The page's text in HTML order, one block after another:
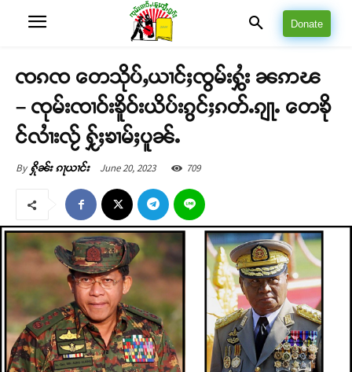
Donate
ၸၵၸ တေသိုပ်ႇယၢင်ႈၸွမ်းႁွႆး ၼဢၽ
– ၸုမ်းၸၢဝ်းၶိူဝ်းယိပ်းၵွင်ႈၵတ်ႉၵျႃႉ တေၶို
င်လၢႆးလႂ် ႁႂ်ႈၶၢမ်ႈပူၼ်ႉ
By ႁိုၼ်း ၵႃယၢင်း June 20, 2023 709